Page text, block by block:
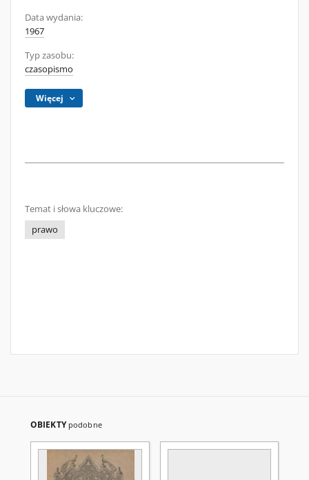
Data wydania:
1967
Typ zasobu:
czasopismo
Więcej
Temat i słowa kluczowe:
prawo
OBIEKTY podobne